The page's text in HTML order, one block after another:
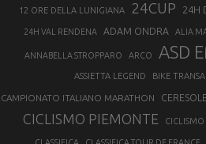
12 ORE DELLA LUNIGIANA 24CUP 24H
24H VAL RENDENA ADAM ONDRA ALIA
ANNABELLA STROPPARO ARCO ASD
ASSIETTA LEGEND BIKE
CAMPIONATO ITALIANO MARATHON
CICLISMO PIEMONTE CICLISMO